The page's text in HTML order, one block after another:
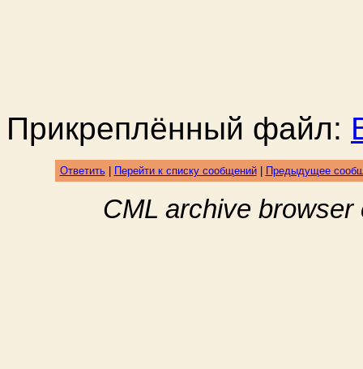
Прикреплённый файл:
Ответить| Перейти к списку сообщений| Предыдущее
CML archive